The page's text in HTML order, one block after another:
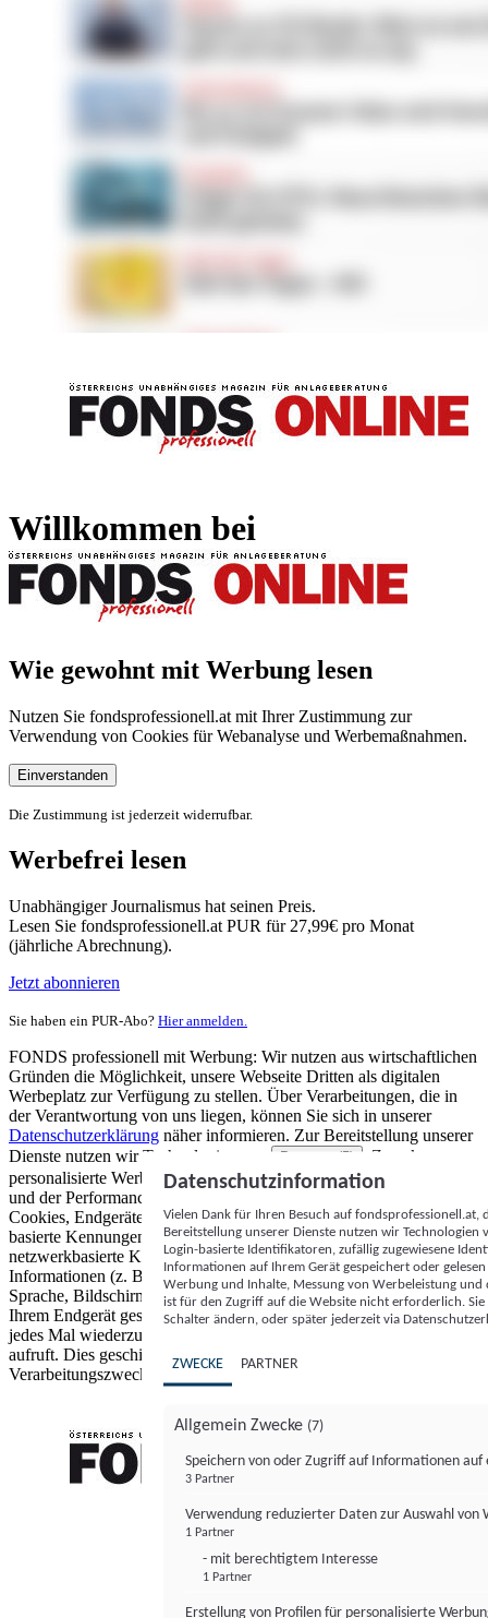
Willkommen bei
Wie gewohnt mit Werbung lesen
Nutzen Sie fondsprofessionell.at mit Ihrer Zustimmung zur
Verwendung von Cookies für Webanalyse und Werbemaßnahmen.
Einverstanden
Die Zustimmung ist jederzeit widerrufbar.
Werbefrei lesen
Unabhängiger Journalismus hat seinen Preis.
Lesen Sie fondsprofessionell.at PUR für 27,99€ pro Monat
(jährliche Abrechnung).
Jetzt abonnieren
Sie haben ein PUR-Abo? Hier anmelden.
FONDS professionell mit Werbung: Wir nutzen aus wirtschaftlichen
Gründen die Möglichkeit, unsere Webseite Dritten als digitalen
Werbeplatz zur Verfügung zu stellen. Über Verarbeitungen, die in
der Verantwortung von uns liegen, können Sie sich in unserer
Datenschutzerklärung näher informieren. Zur Bereitstellung unserer
Dienste nutzen wir Technologien von
Partnern (5)
. Zwecke:
personalisierte Werbung und Inhalte, Messung von Werbeleistung
und der Performance von Inhalten sowie Zielgruppenforschung.
Cookies, Endgeräte- oder ähnliche Online-Kennungen (z. B. login-
basierte Kennungen, zufällig generierte Kennungen,
netzwerkbasierte Kennungen) können zusammen mit anderen
Informationen (z. B. Browsertyp und Browserinformationen,
Sprache, Bildschirmgröße, unterstützte Technologien usw.) auf
Ihrem Endgerät gespeichert oder von dort ausgelesen werden, um es
jedes Mal wiederzuerkennen, wenn es eine App oder einer Webseite
aufruft. Dies geschieht für einen oder mehrere der hier aufgeführten
Verarbeitungszwecke.
Datenschutzinformation
Vielen Dank für Ihren Besuch auf
Bereitstellung unserer Dienste nutzen wir Technologien
Login-basierte Identifikatoren, zufällig zugewiesene
Informationen auf Ihrem Gerät gespeichert oder
Werbung und Inhalte, Messung von Werbeleistung
ist für den Zugriff auf die Website nicht erforderlich.
Schalter ändern, oder später jederzeit via
ZWECKE PARTNER
Allgemein Zwecke (7)
Speichern von oder Zugriff auf Informationen auf
3 Partner
Verwendung reduzierter Daten zur Auswahl von
1 Partner
- mit berechtigtem Interesse
1 Partner
Erstellung von Profilen für personalisierte
FONDS professionell